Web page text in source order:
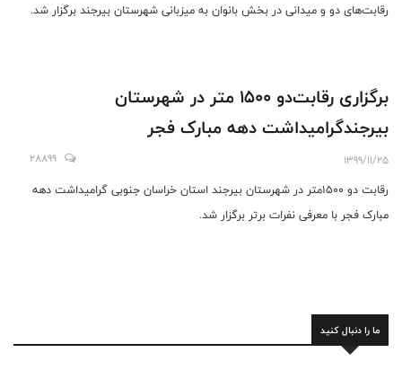
رقابت‌های دو و میدانی در بخش بانوان به میزبانی شهرستان بیرجند برگزار شد.
برگزاری رقابت‌دو ۱۵۰۰ متر در شهرستان
بیرجندگرامیداشت دهه مبارک فجر
1399/11/25
28899
رقابت‌ دو ۱۵۰۰متر در شهرستان بیرجند استان خراسان جنوبی گرامیداشت دهه
مبارک فجر با معرفی نفرات برتر برگزار شد.
ما را دنبال کنید